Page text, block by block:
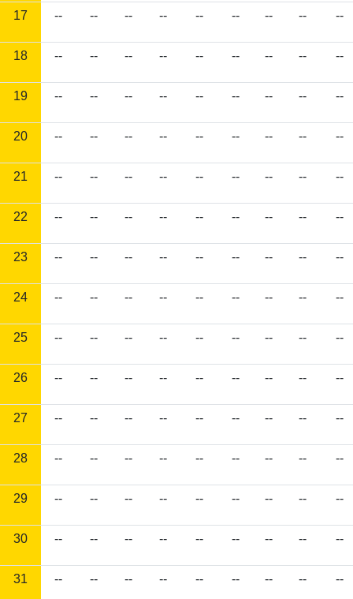
17 -- -- -- -- -- -- -- -- --
18 -- -- -- -- -- -- -- -- --
19 -- -- -- -- -- -- -- -- --
20 -- -- -- -- -- -- -- -- --
21 -- -- -- -- -- -- -- -- --
22 -- -- -- -- -- -- -- -- --
23 -- -- -- -- -- -- -- -- --
24 -- -- -- -- -- -- -- -- --
25 -- -- -- -- -- -- -- -- --
26 -- -- -- -- -- -- -- -- --
27 -- -- -- -- -- -- -- -- --
28 -- -- -- -- -- -- -- -- --
29 -- -- -- -- -- -- -- -- --
30 -- -- -- -- -- -- -- -- --
31 -- -- -- -- -- -- -- -- --